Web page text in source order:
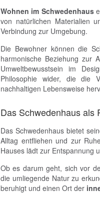
Wohnen im Schwedenhaus
von natürlichen Materialien
Verbindung zur Umgebung.
Die Bewohner können die
harmonische Beziehung zur
Umweltbewusstsein im
Philosophie wider, die die
nachhaltigen Lebensweise
Das Schwedenhaus als
Das Schwedenhaus bietet
Alltag entfliehen und zur
Hauses lädt zur Entspannung
Ob es darum geht, sich vor
die umliegende Natur zu
beruhigt und einen Ort der